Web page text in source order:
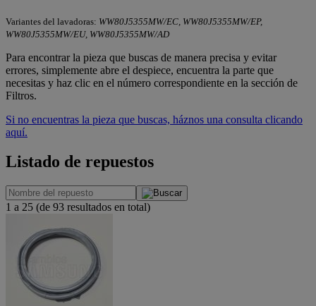
Variantes del lavadoras: WW80J5355MW/EC, WW80J5355MW/EP,
WW80J5355MW/EU, WW80J5355MW/AD
Para encontrar la pieza que buscas de manera precisa y evitar
errores, simplemente abre el despiece, encuentra la parte que
necesitas y haz clic en el número correspondiente en la sección de
Filtros.
Si no encuentras la pieza que buscas, háznos una consulta clicando
aquí.
Listado de repuestos
1 a 25 (de 93 resultados en total)